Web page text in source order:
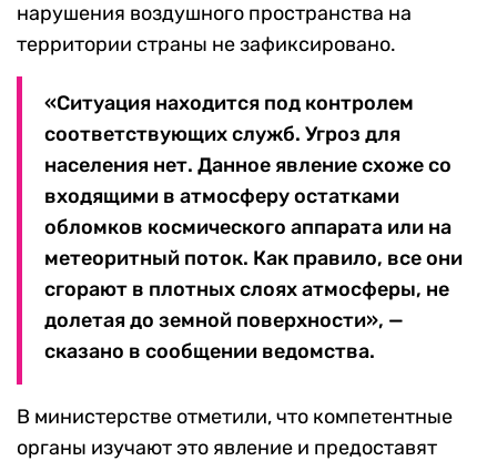
нарушения воздушного пространства на
территории страны не зафиксировано.
«Ситуация находится под контролем
соответствующих служб. Угроз для
населения нет. Данное явление схоже со
входящими в атмосферу остатками
обломков космического аппарата или на
метеоритный поток. Как правило, все они
сгорают в плотных слоях атмосферы, не
долетая до земной поверхности», —
сказано в сообщении ведомства.
В министерстве отметили, что компетентные
органы изучают это явление и предоставят